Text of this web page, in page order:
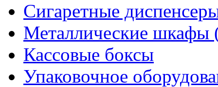
Сигаретные
Металлические
Кассовые боксы
Упаковочное